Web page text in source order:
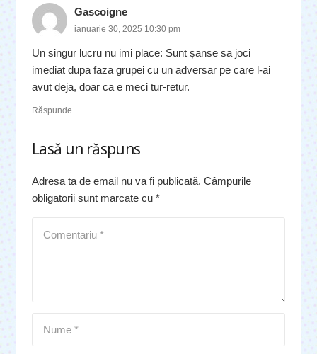
Gascoigne
ianuarie 30, 2025 10:30 pm
Un singur lucru nu imi place: Sunt șanse sa joci
imediat dupa faza grupei cu un adversar pe care l-ai
avut deja, doar ca e meci tur-retur.
Răspunde
Lasă un răspuns
Adresa ta de email nu va fi publicată. Câmpurile
obligatorii sunt marcate cu *